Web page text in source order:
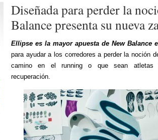
Diseñada para perder la
Balance presenta su nueva
Ellipse es la mayor apuesta de New Balance
para ayudar a los corredores a perder la noción
camino en el running o que sean atletas
recuperación.